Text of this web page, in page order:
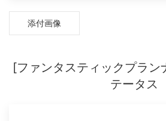
添付画像
[ファンタスティックプラン
テータス